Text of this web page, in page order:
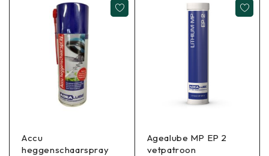
Accu
heggenschaarspray
Agealube MP EP 2
vetpatroon